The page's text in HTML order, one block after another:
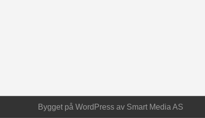
Bygget på WordPressav Smart Media AS